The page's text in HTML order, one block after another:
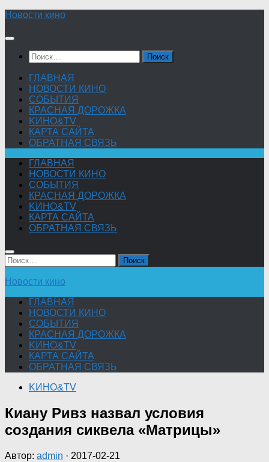
Skip
content
Новости кино
Найти:
ГЛАВНАЯ
НОВОСТИ КИНО
СОБЫТИЯ
КРАСНАЯ ДОРОЖКА
KИНО&TV
КАРТА САЙТА
ОБРАТНАЯ СВЯЗЬ
ГЛАВНАЯ
НОВОСТИ КИНО
СОБЫТИЯ
КРАСНАЯ ДОРОЖКА
KИНО&TV
КАРТА САЙТА
ОБРАТНАЯ СВЯЗЬ
Найти:
Новости кино
ГЛАВНАЯ
НОВОСТИ КИНО
СОБЫТИЯ
КРАСНАЯ ДОРОЖКА
KИНО&TV
КАРТА САЙТА
ОБРАТНАЯ СВЯЗЬ
KИНО&TV
Киану Ривз назвал условия
создания сиквела «Матрицы»
Автор: admin · 2017-02-21